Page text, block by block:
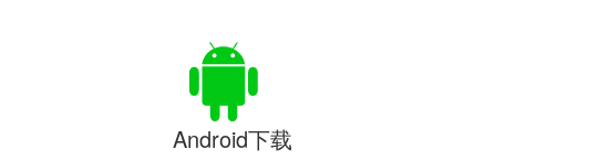
Android下载